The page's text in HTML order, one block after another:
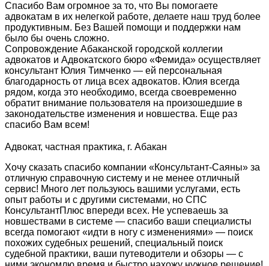
Спасибо Вам огромное за то, что Вы помогаете
адвокатам в их нелегкой работе, делаете наш труд более
продуктивным. Без Вашей помощи и поддержки нам
было бы очень сложно.
Сопровождение Абаканской городской коллегии
адвокатов и Адвокатского бюро «Фемида» осуществляет
консультант Юлия Тимченко — ей персональная
благодарность от лица всех адвокатов. Юлия всегда
рядом, когда это необходимо, всегда своевременно
обратит внимание пользователя на произошедшие в
законодательстве изменения и новшества. Еще раз
спасибо Вам всем!
Адвокат, частная практика, г. Абакан
Хочу сказать спасибо компании «Консультант-Саяны» за
отличную справочную систему и не менее отличный
сервис! Много лет пользуюсь вашими услугами, есть
опыт работы и с другими системами, но СПС
КонсультантПлюс впереди всех. Не успеваешь за
новшествами в системе — спасибо ваши специалисты
всегда помогают «идти в ногу с изменениями» — поиск
похожих судебных решений, специальный поиск
судебной практики, ваши путеводители и обзоры — с